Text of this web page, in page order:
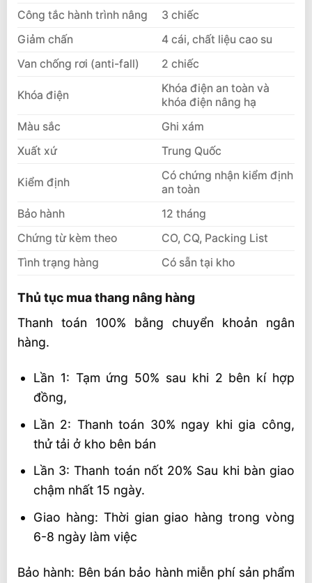
Công tắc hành trình nâng
3 chiếc
Giảm chấn
4 cái, chất liệu cao su
Van chống rơi (anti-fall)
2 chiếc
Khóa điện
Khóa điện an toàn và
khóa điện nâng hạ
Màu sắc
Ghi xám
Xuất xứ
Trung Quốc
Kiểm định
Có chứng nhận kiểm định
an toàn
Bảo hành
12 tháng
Chứng từ kèm theo
CO, CQ, Packing List
Tình trạng hàng
Có sẵn tại kho
Thủ tục mua thang nâng hàng
Thanh toán 100% bằng chuyển khoản ngân
hàng.
Lần 1: Tạm ứng 50% sau khi 2 bên kí hợp
đồng,
Lần 2: Thanh toán 30% ngay khi gia công,
thử tải ở kho bên bán
Lần 3: Thanh toán nốt 20% Sau khi bàn giao
chậm nhất 15 ngày.
Giao hàng: Thời gian giao hàng trong vòng
6-8 ngày làm việc
Bảo hành: Bên bán bảo hành miễn phí sản phẩm